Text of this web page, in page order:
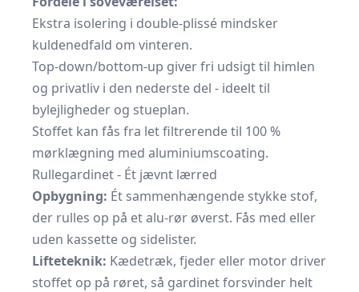
Ekstra isolering i double-plissé mindsker
kuldenedfald om vinteren.
Top-down/bottom-up giver fri udsigt til himlen
og privatliv i den nederste del - ideelt til
bylejligheder og stueplan.
Stoffet kan fås fra let filtrerende til 100 %
mørklægning med aluminiumscoating.
Rullegardinet - Ét jævnt lærred
Opbygning: Ét sammenhængende stykke stof,
der rulles op på et alu-rør øverst. Fås med eller
uden kassette og sidelister.
Lifteteknik: Kædetræk, fjeder eller motor driver
stoffet op på røret, så gardinet forsvinder helt